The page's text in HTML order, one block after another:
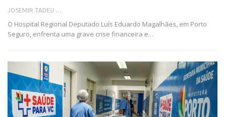
JOSEMIR TADEU FONSECA
O Hospital Regional Deputado Luís Eduardo Magalhães, em Porto
Seguro, enfrenta uma grave crise financeira e…